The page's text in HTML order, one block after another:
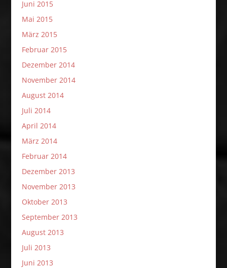
Juni 2015
Mai 2015
März 2015
Februar 2015
Dezember 2014
November 2014
August 2014
Juli 2014
April 2014
März 2014
Februar 2014
Dezember 2013
November 2013
Oktober 2013
September 2013
August 2013
Juli 2013
Juni 2013